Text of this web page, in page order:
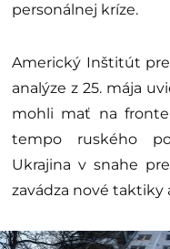
personálnej kríze.
Americký Inštitút
analýze z 25. mája
mohli mať na
tempo ruského
Ukrajina v snahe
zavádza nové taktiky